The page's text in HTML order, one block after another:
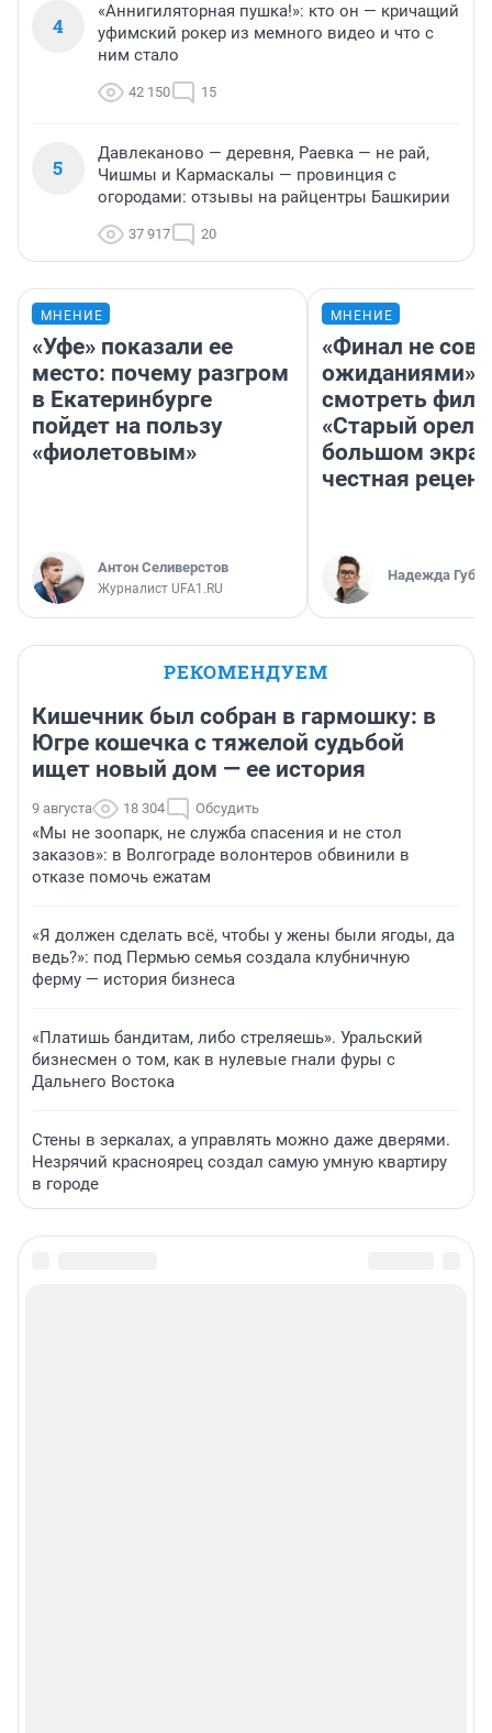
4
«Аннигиляторная пушка!»: кто он — кричащий
уфимский рокер из мемного видео и что с
ним стало
42 150 15
5
Давлеканово — деревня, Раевка — не рай,
Чишмы и Кармаскалы — провинция с
огородами: отзывы на райцентры Башкирии
37 917 20
МНЕНИЕ
«Уфе» показали ее
место: почему разгром
в Екатеринбурге
пойдет на пользу
«фиолетовым»
Антон Селиверстов
Журналист UFA1.RU
МНЕНИЕ
«Финал не
ожиданиями»:
смотреть
«Старый орел»
большом
честная
Надежда
РЕКОМЕНДУЕМ
Кишечник был собран в гармошку: в
Югре кошечка с тяжелой судьбой
ищет новый дом — ее история
9 августа 18 304 Обсудить
«Мы не зоопарк, не служба спасения и не стол
заказов»: в Волгограде волонтеров обвинили в
отказе помочь ежатам
«Я должен сделать всё, чтобы у жены были ягоды, да
ведь?»: под Пермью семья создала клубничную
ферму — история бизнеса
«Платишь бандитам, либо стреляешь». Уральский
бизнесмен о том, как в нулевые гнали фуры с
Дальнего Востока
Стены в зеркалах, а управлять можно даже дверями.
Незрячий красноярец создал самую умную квартиру
в городе